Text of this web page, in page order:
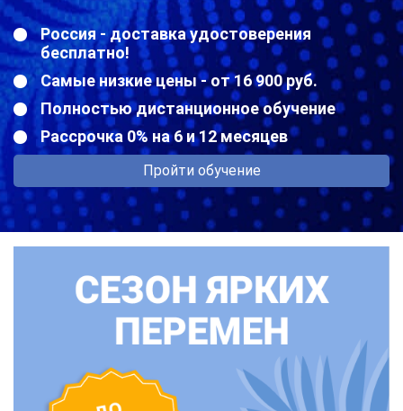
Россия - доставка удостоверения
бесплатно!
Самые низкие цены - от 16 900 руб.
Полностью дистанционное обучение
Рассрочка 0% на 6 и 12 месяцев
Пройти обучение